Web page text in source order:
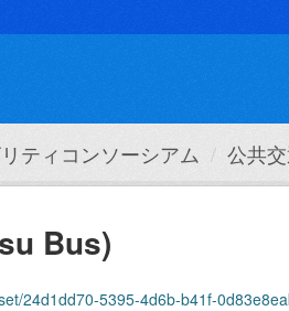
ティコンソーシアム 公共
Bus)
24d1dd70-5395-4d6b-b41f-